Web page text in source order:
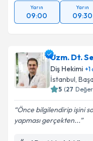
Yarın
09:00
Yarın
09:30
Uzm. Dt.
Diş Hekimi +1
İstanbul,
5 (27
Önce bilgilendirip işini
yapması gerçekten...